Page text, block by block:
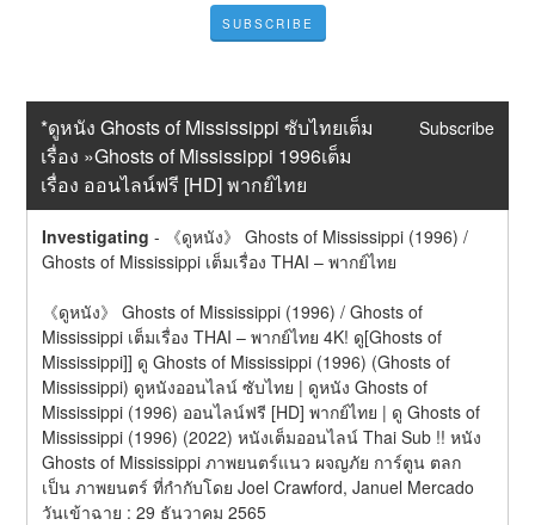
SUBSCRIBE
*ดูหนัง Ghosts of Mississippi ซับไทยเต็ม
เรื่อง »Ghosts of Mississippi 1996เต็ม
เรื่อง ออนไลน์ฟรี [HD] พากย์ไทย
Subscribe
Investigating -
《ดูหนัง》 Ghosts of Mississippi (1996) /
Ghosts of Mississippi เต็มเรื่อง THAI – พากย์ไทย
《ดูหนัง》 Ghosts of Mississippi (1996) / Ghosts of
Mississippi เต็มเรื่อง THAI – พากย์ไทย 4K! ดู[Ghosts of
Mississippi]] ดู Ghosts of Mississippi (1996) (Ghosts of
Mississippi) ดูหนังออนไลน์ ซับไทย | ดูหนัง Ghosts of
Mississippi (1996) ออนไลน์ฟรี [HD] พากย์ไทย | ดู Ghosts of
Mississippi (1996) (2022) หนังเต็มออนไลน์ Thai Sub !! หนัง
Ghosts of Mississippi ภาพยนตร์แนว ผจญภัย การ์ตูน ตลก
เป็น ภาพยนตร์ ที่กำกับโดย Joel Crawford, Januel Mercado
วันเข้าฉาย : 29 ธันวาคม 2565